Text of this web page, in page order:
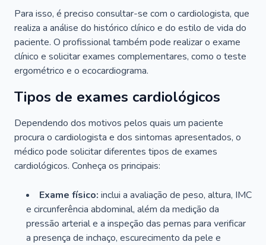
Para isso, é preciso consultar-se com o cardiologista, que
realiza a análise do histórico clínico e do estilo de vida do
paciente. O profissional também pode realizar o exame
clínico e solicitar exames complementares, como o teste
ergométrico e o ecocardiograma.
Tipos de exames cardiológicos
Dependendo dos motivos pelos quais um paciente
procura o cardiologista e dos sintomas apresentados, o
médico pode solicitar diferentes tipos de exames
cardiológicos. Conheça os principais:
Exame físico: inclui a avaliação de peso, altura, IMC
e circunferência abdominal, além da medição da
pressão arterial e a inspeção das pernas para verificar
a presença de inchaço, escurecimento da pele e